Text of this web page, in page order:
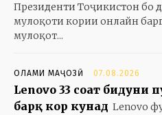
Президенти Тоҷикистон бо
мулоқоти кории онлайн
мулоқот...
ОЛАМИ МАҶОЗӢ 07.08.2026
Lenovo 33 соат бидуни
барқ кор кунад Lenovo